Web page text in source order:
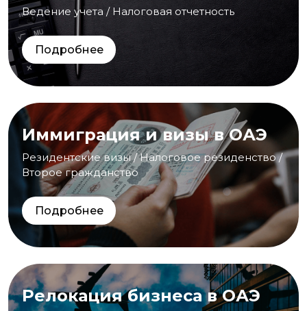
Ведение учета / Налоговая отчетность
Подробнее
Иммиграция и визы в ОАЭ
Резидентские визы / Налоговое резиденство /
Второе гражданство
Подробнее
Релокация бизнеса в ОАЭ